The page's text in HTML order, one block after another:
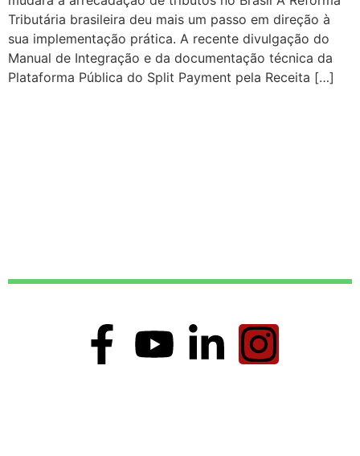
Tributária brasileira deu mais um passo em direção à
sua implementação prática. A recente divulgação do
Manual de Integração e da documentação técnica da
Plataforma Pública do Split Payment pela Receita […]